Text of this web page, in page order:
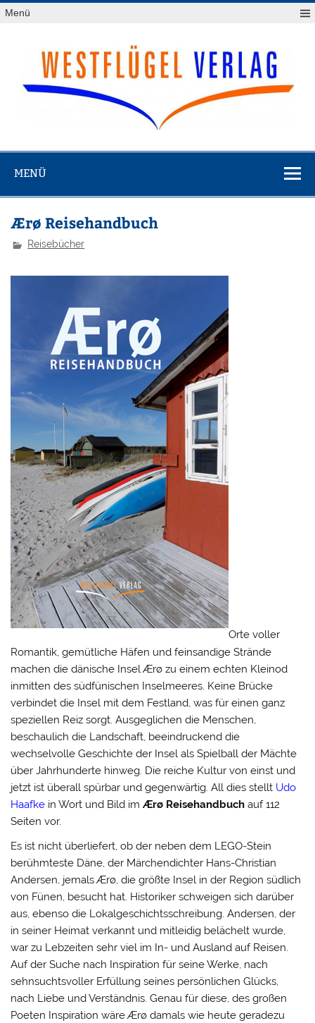
Zum
Inhalt
Menü
Verlag
MENÜ
Ærø Reisehandbuch
Reisebücher
Orte voller
Romantik, gemütliche Häfen und feinsandige Strände
machen die dänische Insel Ærø zu einem echten Kleinod
inmitten des südfünischen Inselmeeres. Keine Brücke
verbindet die Insel mit dem Festland, was für einen ganz
speziellen Reiz sorgt. Ausgeglichen die Menschen,
beschaulich die Landschaft, beeindruckend die
wechselvolle Geschichte der Insel als Spielball der Mächte
über Jahrhunderte hinweg. Die reiche Kultur von einst und
jetzt ist überall spürbar und gegenwärtig. All dies stellt Udo
Haafke in Wort und Bild imÆrø Reisehandbuch auf 112
Seiten vor.
Es ist nicht überliefert, ob der neben dem LEGO-Stein
berühmteste Däne, der Märchendichter Hans-Christian
Andersen, jemals Ærø, die größte Insel in der Region südlich
von Fünen, besucht hat. Historiker schweigen sich darüber
aus, ebenso die Lokalgeschichtsschreibung. Andersen, der
in seiner Heimat verkannt und mitleidig belächelt wurde,
war zu Lebzeiten sehr viel im In- und Ausland auf Reisen.
Auf der Suche nach Inspiration für seine Werke, nach
sehnsuchtsvoller Erfüllung seines persönlichen Glücks,
nach Liebe und Verständnis. Genau für diese, des großen
Poeten Inspiration wäre Ærø damals wie heute geradezu